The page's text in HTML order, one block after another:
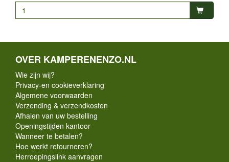
OVER KAMPERENENZO.NL
Wie zijn wij?
Privacy-en cookieverklaring
Algemene voorwaarden
Verzending & verzendkosten
Afhalen van uw bestelling
Openingstijden kantoor
Wanneer te betalen?
Hoe werkt retourneren?
Herroepingslink aanvragen